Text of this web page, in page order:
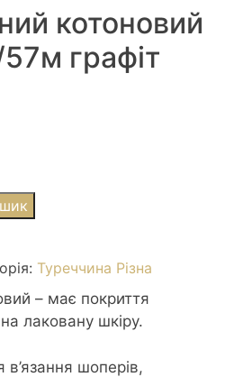
котоновий
графiт
Туреччина Різна
– має покриття
лаковану шкіру.
в’язання шоперів,